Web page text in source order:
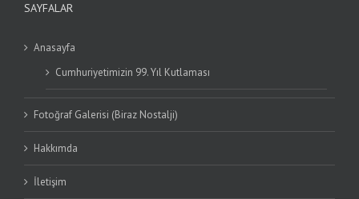
SAYFALAR
Anasayfa
Cumhuriyetimizin 99. Yıl Kutlaması
Fotoğraf Galerisi (Biraz Nostalji)
Hakkımda
İletişim